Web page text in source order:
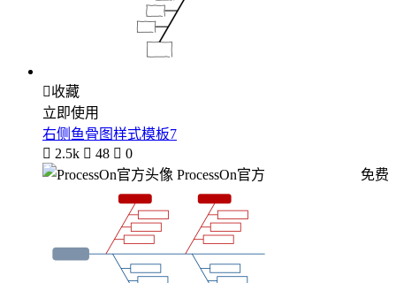
收藏
立即使用
右侧鱼骨图样式模板7
 2.5k  48  0
ProcessOn官方
免费